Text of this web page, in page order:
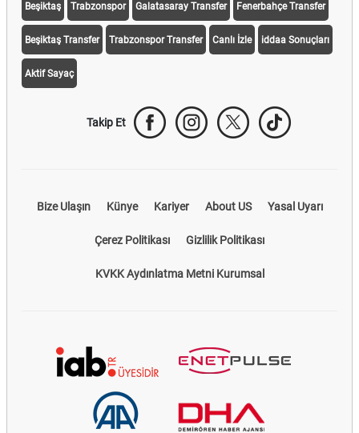
Beşiktaş Trabzonspor Galatasaray Transfer Fenerbahçe Transfer
Beşiktaş Transfer Trabzonspor Transfer Canlı İzle iddaa Sonuçları
Aktif Sayaç
Takip Et
Bize Ulaşın Künye Kariyer About US Yasal Uyarı
Çerez Politikası Gizlilik Politikası
KVKK Aydınlatma Metni Kurumsal